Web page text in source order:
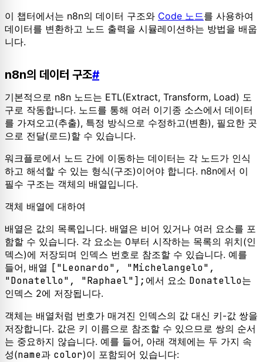
이 챕터에서는 n8n의 데이터 구조와 Code 노드를 사용하여
데이터를 변환하고 노드 출력을 시뮬레이션하는 방법을 배웁
니다.
n8n의 데이터 구조#
기본적으로 n8n 노드는 ETL(Extract, Transform, Load) 도
구로 작동합니다. 노드를 통해 여러 이기종 소스에서 데이터
를 가져오고(추출), 특정 방식으로 수정하고(변환), 필요한 곳
으로 전달(로드)할 수 있습니다.
워크플로에서 노드 간에 이동하는 데이터는 각 노드가 인식
하고 해석할 수 있는 형식(구조)이어야 합니다. n8n에서 이
필수 구조는 객체의 배열입니다.
객체 배열에 대하여
배열은 값의 목록입니다. 배열은 비어 있거나 여러 요소를 포
함할 수 있습니다. 각 요소는 0부터 시작하는 목록의 위치(인
덱스)에 저장되며 인덱스 번호로 참조할 수 있습니다. 예를
들어, 배열 ["Leonardo", "Michelangelo",
"Donatello", "Raphael"]; 에서 요소 Donatello는
인덱스 2에 저장됩니다.
객체는 배열처럼 번호가 매겨진 인덱스의 값 대신 키-값 쌍을
저장합니다. 값은 키 이름으로 참조할 수 있으므로 쌍의 순서
는 중요하지 않습니다. 예를 들어, 아래 객체에는 두 가지 속
성(name과 color)이 포함되어 있습니다: